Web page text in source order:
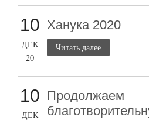
10
ДЕК
20
Ханука 2020
Читать далее
10
ДЕК
Продолжаем